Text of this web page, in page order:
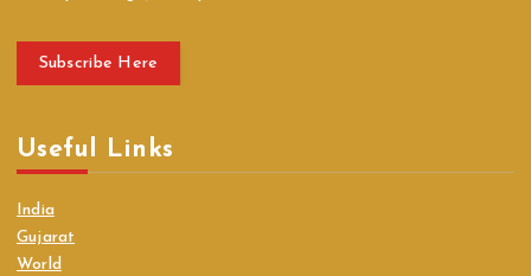
Subscribe Here
Useful Links
India
Gujarat
World